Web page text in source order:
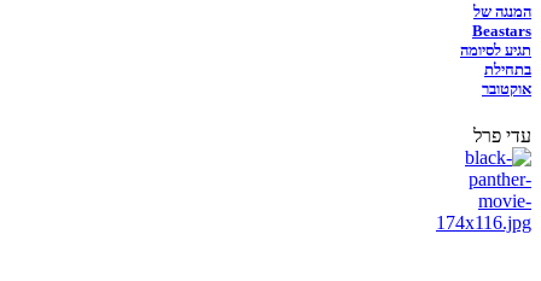
המנגה של
Beastars
תגיע לסיומה
בתחילת
אוקטובר
עדי פרל